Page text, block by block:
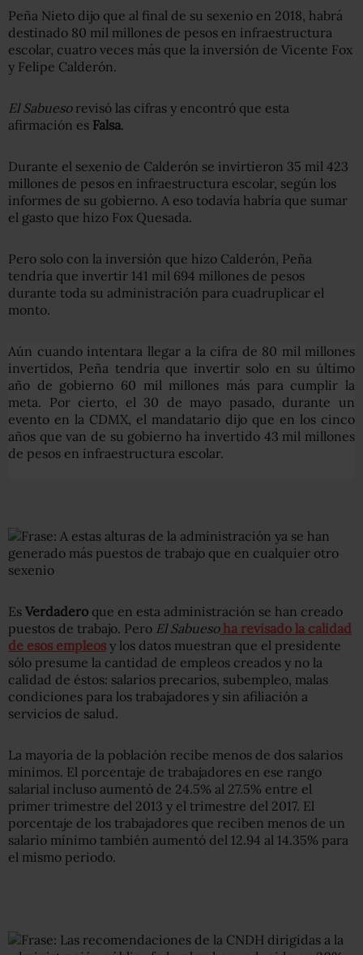
Peña Nieto dijo que al final de su sexenio en 2018, habrá
destinado 80 mil millones de pesos en infraestructura
escolar, cuatro veces más que la inversión de Vicente Fox
y Felipe Calderón.
El Sabuesorevisó las cifras y encontró que esta
afirmación es Falsa.
Durante el sexenio de Calderón se invirtieron 35 mil 423
millones de pesos en infraestructura escolar, según los
informes de su gobierno. A eso todavía habría que sumar
el gasto que hizo Fox Quesada.
Pero solo con la inversión que hizo Calderón, Peña
tendría que invertir 141 mil 694 millones de pesos
durante toda su administración para cuadruplicar el
monto.
Aún cuando intentara llegar a la cifra de 80 mil millones
invertidos, Peña tendría que invertir solo en su último
año de gobierno 60 mil millones más para cumplir la
meta. Por cierto, el 30 de mayo pasado, durante un
evento en la CDMX, el mandatario dijo que en los cinco
años que van de su gobierno ha invertido 43 mil millones
de pesos en infraestructura escolar.
Es Verdadero que en esta administración se han creado
puestos de trabajo. Pero El Sabuesoha revisado la calidad
de esos empleos y los datos muestran que el presidente
sólo presume la cantidad de empleos creados y no la
calidad de éstos: salarios precarios, subempleo, malas
condiciones para los trabajadores y sin afiliación a
servicios de salud.
La mayoría de la población recibe menos de dos salarios
mínimos. El porcentaje de trabajadores en ese rango
salarial incluso aumentó de 24.5% al 27.5% entre el
primer trimestre del 2013 y el trimestre del 2017. El
porcentaje de los trabajadores que reciben menos de un
salario mínimo también aumentó del 12.94 al 14.35% para
el mismo periodo.